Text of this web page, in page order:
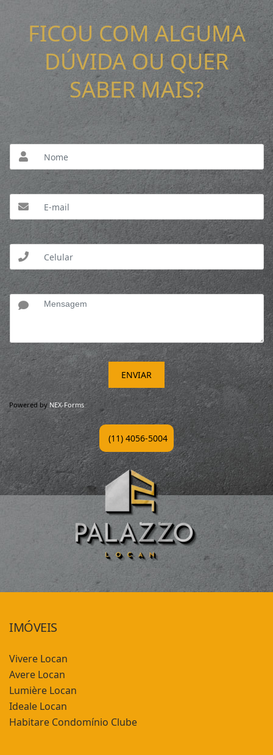
FICOU COM ALGUMA
DÚVIDA OU QUER
SABER MAIS?
ENVIAR
Powered by NEX-Forms
(11) 4056-5004
IMÓVEIS
Vivere Locan
Avere Locan
Lumière Locan
Ideale Locan
Habitare Condomínio Clube